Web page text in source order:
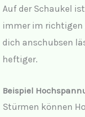
Auf der Schaukel
immer im richtigen
dich anschubsen
heftiger.
Beispiel
Stürmen können